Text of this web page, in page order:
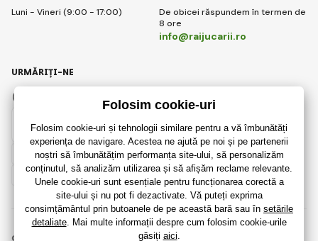
Luni - Vineri (9:00 - 17:00)
De obicei răspundem în termen de
8 ore
info@raijucarii.ro
Romanian
URMĂRIȚI-NE
Instagram
© 2018 - 2026 RaiJucării.ro, Toate drepturile rezervate